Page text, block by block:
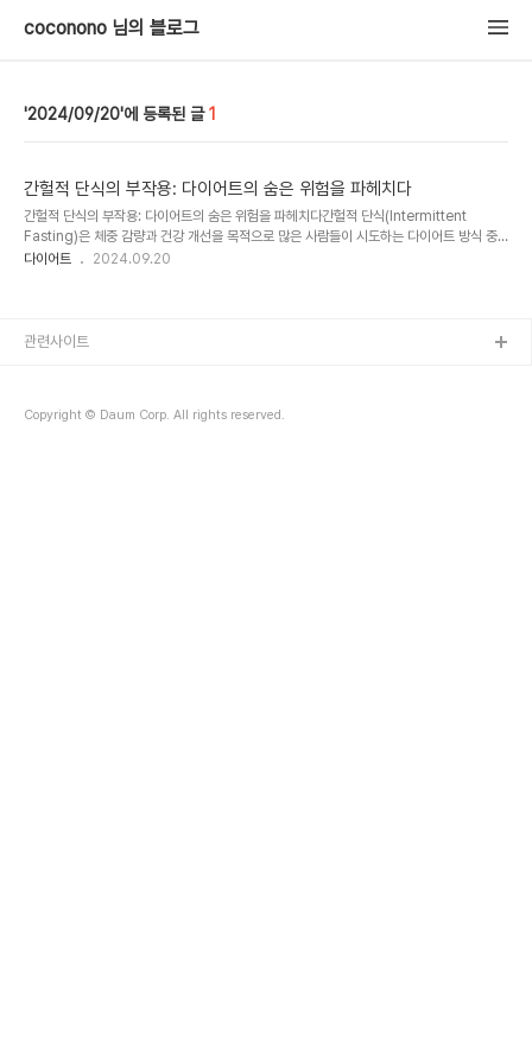
coconono 님의 블로그
2024/09/20 1
간헐적 단식의 부작용: 다이어트의 숨은 위험을 파헤치다
간헐적 단식의 부작용: 다이어트의 숨은 위험을 파헤치다간헐적 단식(Intermittent
Fasting)은 체중 감량과 건강 개선을 목적으로 많은 사람들이 시도하는 다이어트 방식 중
하나입니다. 식사 시간을 제한해 공복 상태를 유지하면서 체지방을 연소시키고 대사를 개선
항들을 알아보겠습니다.1. 간헐적 단식이란?간헐적 단식은 일정한 시간 동안 공복을 유지하
다이어트 2024.09.20
Copyright © Daum Corp. All rights reserved.
관련사이트